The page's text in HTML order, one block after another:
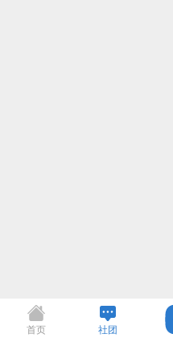
首页 社团